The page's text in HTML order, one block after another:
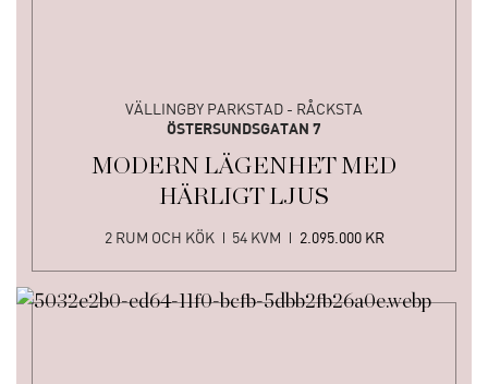
VÄLLINGBY PARKSTAD - RÅCKSTA
ÖSTERSUNDSGATAN 7
MODERN LÄGENHET MED
HÄRLIGT LJUS
2 RUM OCH KÖK 54 KVM 2.095.000 KR